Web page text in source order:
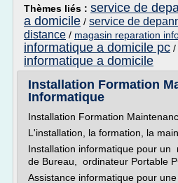
Thèmes liés : service de
a domicile / service de
distance / magasin reparation
informatique a domicile pc /
informatique a domicile
Installation Formation
Informatique
Installation Formation
L'installation, la formation, la
Installation informatique pour un
de Bureau, ordinateur Portable
Assistance informatique pour